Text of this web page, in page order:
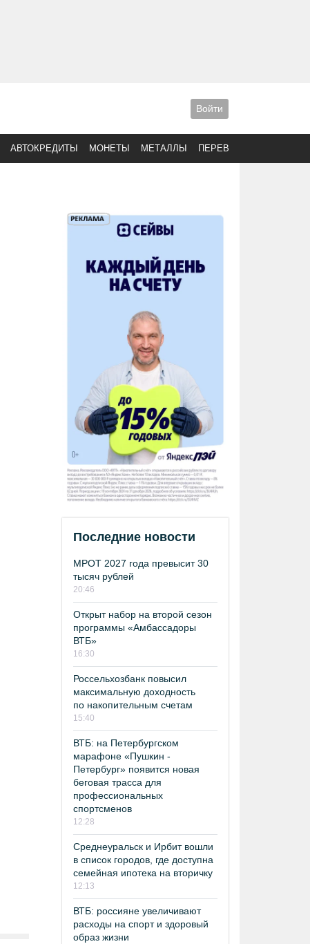
Войти
АВТОКРЕДИТЫ МОНЕТЫ МЕТАЛЛЫ ПЕРЕВОДЫ
Последние новости
МРОТ 2027 года превысит 30
тысяч рублей
20:46
Открыт набор на второй сезон
программы «Амбассадоры
ВТБ»
16:30
Россельхозбанк повысил
максимальную доходность
по накопительным счетам
15:40
ВТБ: на Петербургском
марафоне «Пушкин -
Петербург» появится новая
беговая трасса для
профессиональных
спортсменов
12:28
Среднеуральск и Ирбит вошли
в список городов, где доступна
семейная ипотека на вторичку
12:13
ВТБ: россияне увеличивают
расходы на спорт и здоровый
образ жизни